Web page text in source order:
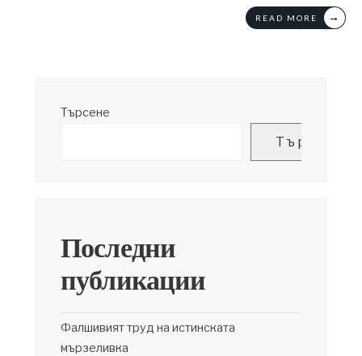
READ MORE →
Търсене
Търсене
Последни
публикации
Фалшивият труд на истинската
мързеливка